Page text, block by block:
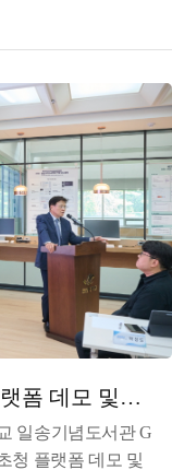
폼 데모 및
일송기념도서관 G
청 플랫폼 데모 및